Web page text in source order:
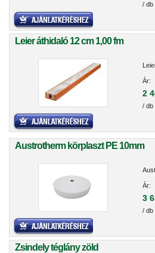
/ db
Leier áthidaló 12 cm 1,00 fm
Ár:
2
/ db
Austrotherm körplaszt PE 10mm
Ár:
3
/ db
Zsindely téglány zöld